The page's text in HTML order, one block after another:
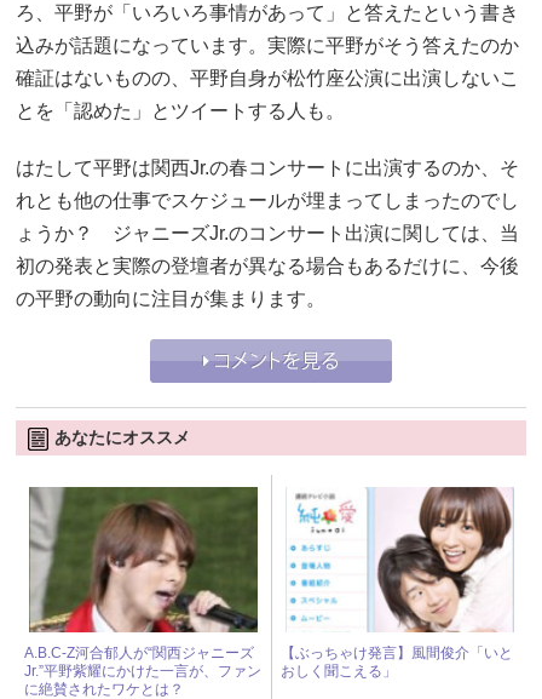
ろ、平野が「いろいろ事情があって」と答えたという書き
込みが話題になっています。実際に平野がそう答えたのか
確証はないものの、平野自身が松竹座公演に出演しないこ
とを「認めた」とツイートする人も。
はたして平野は関西Jr.の春コンサートに出演するのか、そ
れとも他の仕事でスケジュールが埋まってしまったのでし
ょうか？ ジャニーズJr.のコンサート出演に関しては、当
初の発表と実際の登壇者が異なる場合もあるだけに、今後
の平野の動向に注目が集まります。
あなたにオススメ
A.B.C-Z河合郁人が“関西ジャニーズ
Jr.”平野紫耀にかけた一言が、ファン
に絶賛されたワケとは？
【ぶっちゃけ発言】風間俊介「いと
おしく聞こえる」